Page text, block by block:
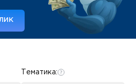
Тематика: